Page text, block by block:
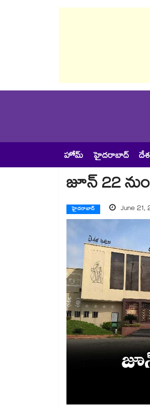
హోమ్ హైదరాబాద్
జూన్ 22
హైదరాబాద్ June 21,